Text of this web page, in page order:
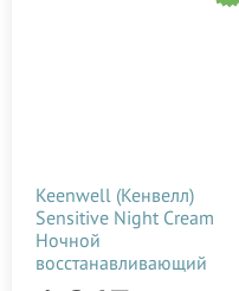
Keenwell (Кенвелл)
Sensitive Night Cream
Ночной
восстанавливающий
омолаживающий крем